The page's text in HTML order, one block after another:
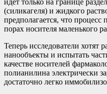
идет только на границе
(силикагеля) и жидкого
предполагается, что
порах носителя маленького
Теперь исследователи хотят
нанообъекты и испытать
качестве носителей
полианилина электрически
достаточно легко